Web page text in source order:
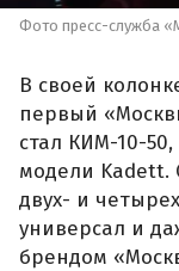
Фото пресс-служба
В своей
первый
стал КИМ-10-
модели Kadett.
двух- и
универсал и
брендом